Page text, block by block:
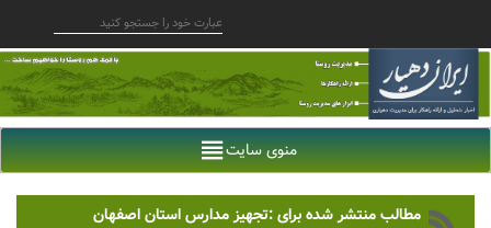
منوی سایت
مطالب منتشر شده برای :تجهیز مدارس استان اصفهان